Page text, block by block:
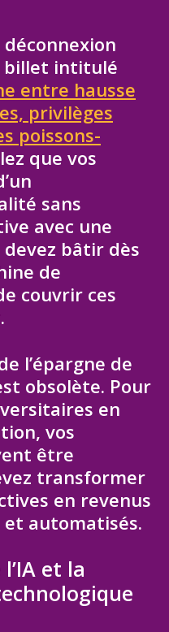
déconnexion
billet intitulé
entre hausse
privilèges
poissons-
que vos
sans
avec une
bâtir dès
de
couvrir ces
l’épargne de
obsolète. Pour
en
vos
être
transformer
en revenus
automatisés.
et la